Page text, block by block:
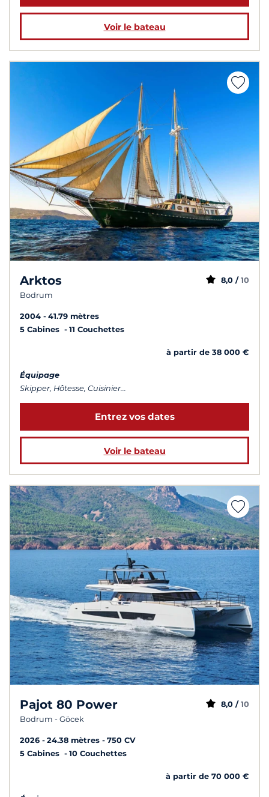
Voir le bateau
Arktos
Bodrum
8,0 / 10
2004
41.79 mètres
5 Cabines
11 Couchettes
à partir de 38 000 €
Équipage
Skipper, Hôtesse, Cuisinier...
Entrez vos dates
Voir le bateau
Pajot 80 Power
Bodrum - Göcek
8,0 / 10
2026 24.38 mètres
750 CV
5 Cabines
10 Couchettes
à partir de 70 000 €